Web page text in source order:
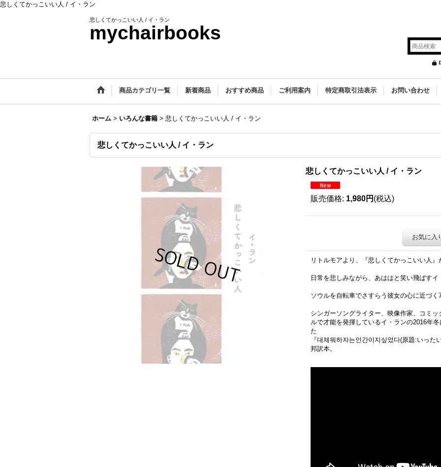
悲しくてかっこいい人 / イ・ラン
悲しくてかっこいい人 / イ・ラン
mychairbooks
商品カテゴリ一覧 新着商品 おすすめ商品 ご利用案内 特定商取引法表示 お問い合わせ
ホーム > いろんな書籍 > 悲しくてかっこいい人 / イ・ラン
悲しくてかっこいい人 / イ・ラン
悲しくてかっこいい人 / イ・ラン
販売価格: 1,980円 (税込)
お気に入
リトルモアより、『悲しくてかっこいい人
日常を悲しみながら、あははと笑い飛ばす
ソウルを自転車でさすらう彼女の心に近づく
シンガーソングライター、映像作家、コミ
ルで才能を発揮しているイ・ランの2016年
た
『대체뭐하자는인간이지싶었다(原題:いっ
邦訳本。